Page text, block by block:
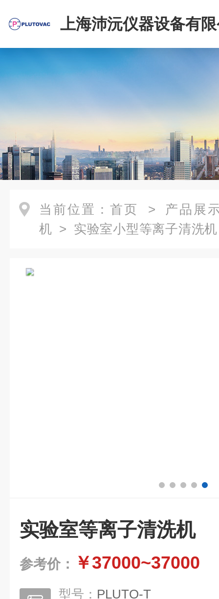
上海沛沅仪器设备有
当前位置： 首页 > 产品展
机 > 实验室小型等离子清洗机
实验室等离子清洗机
参考价： ￥37000~37000
型号： PLUTO-T